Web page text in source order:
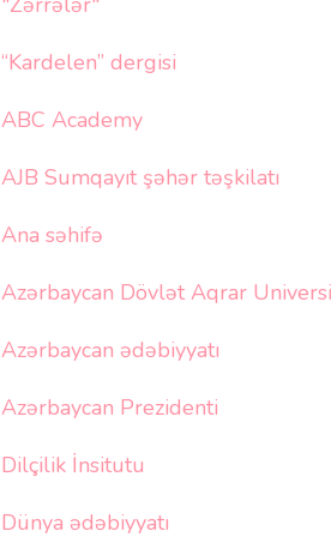
“Kardelen” dergisi
ABC Academy
AJB Sumqayıt şəhər təşkilatı
Ana səhifə
Azərbaycan Dövlət Aqrar
Azərbaycan ədəbiyyatı
Azərbaycan Prezidenti
Dilçilik İnsitutu
Dünya ədəbiyyatı